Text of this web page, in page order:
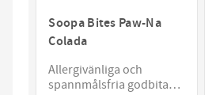
Soopa Bites Paw-Na
Colada
Allergivänliga och
spannmålsfria godbitar